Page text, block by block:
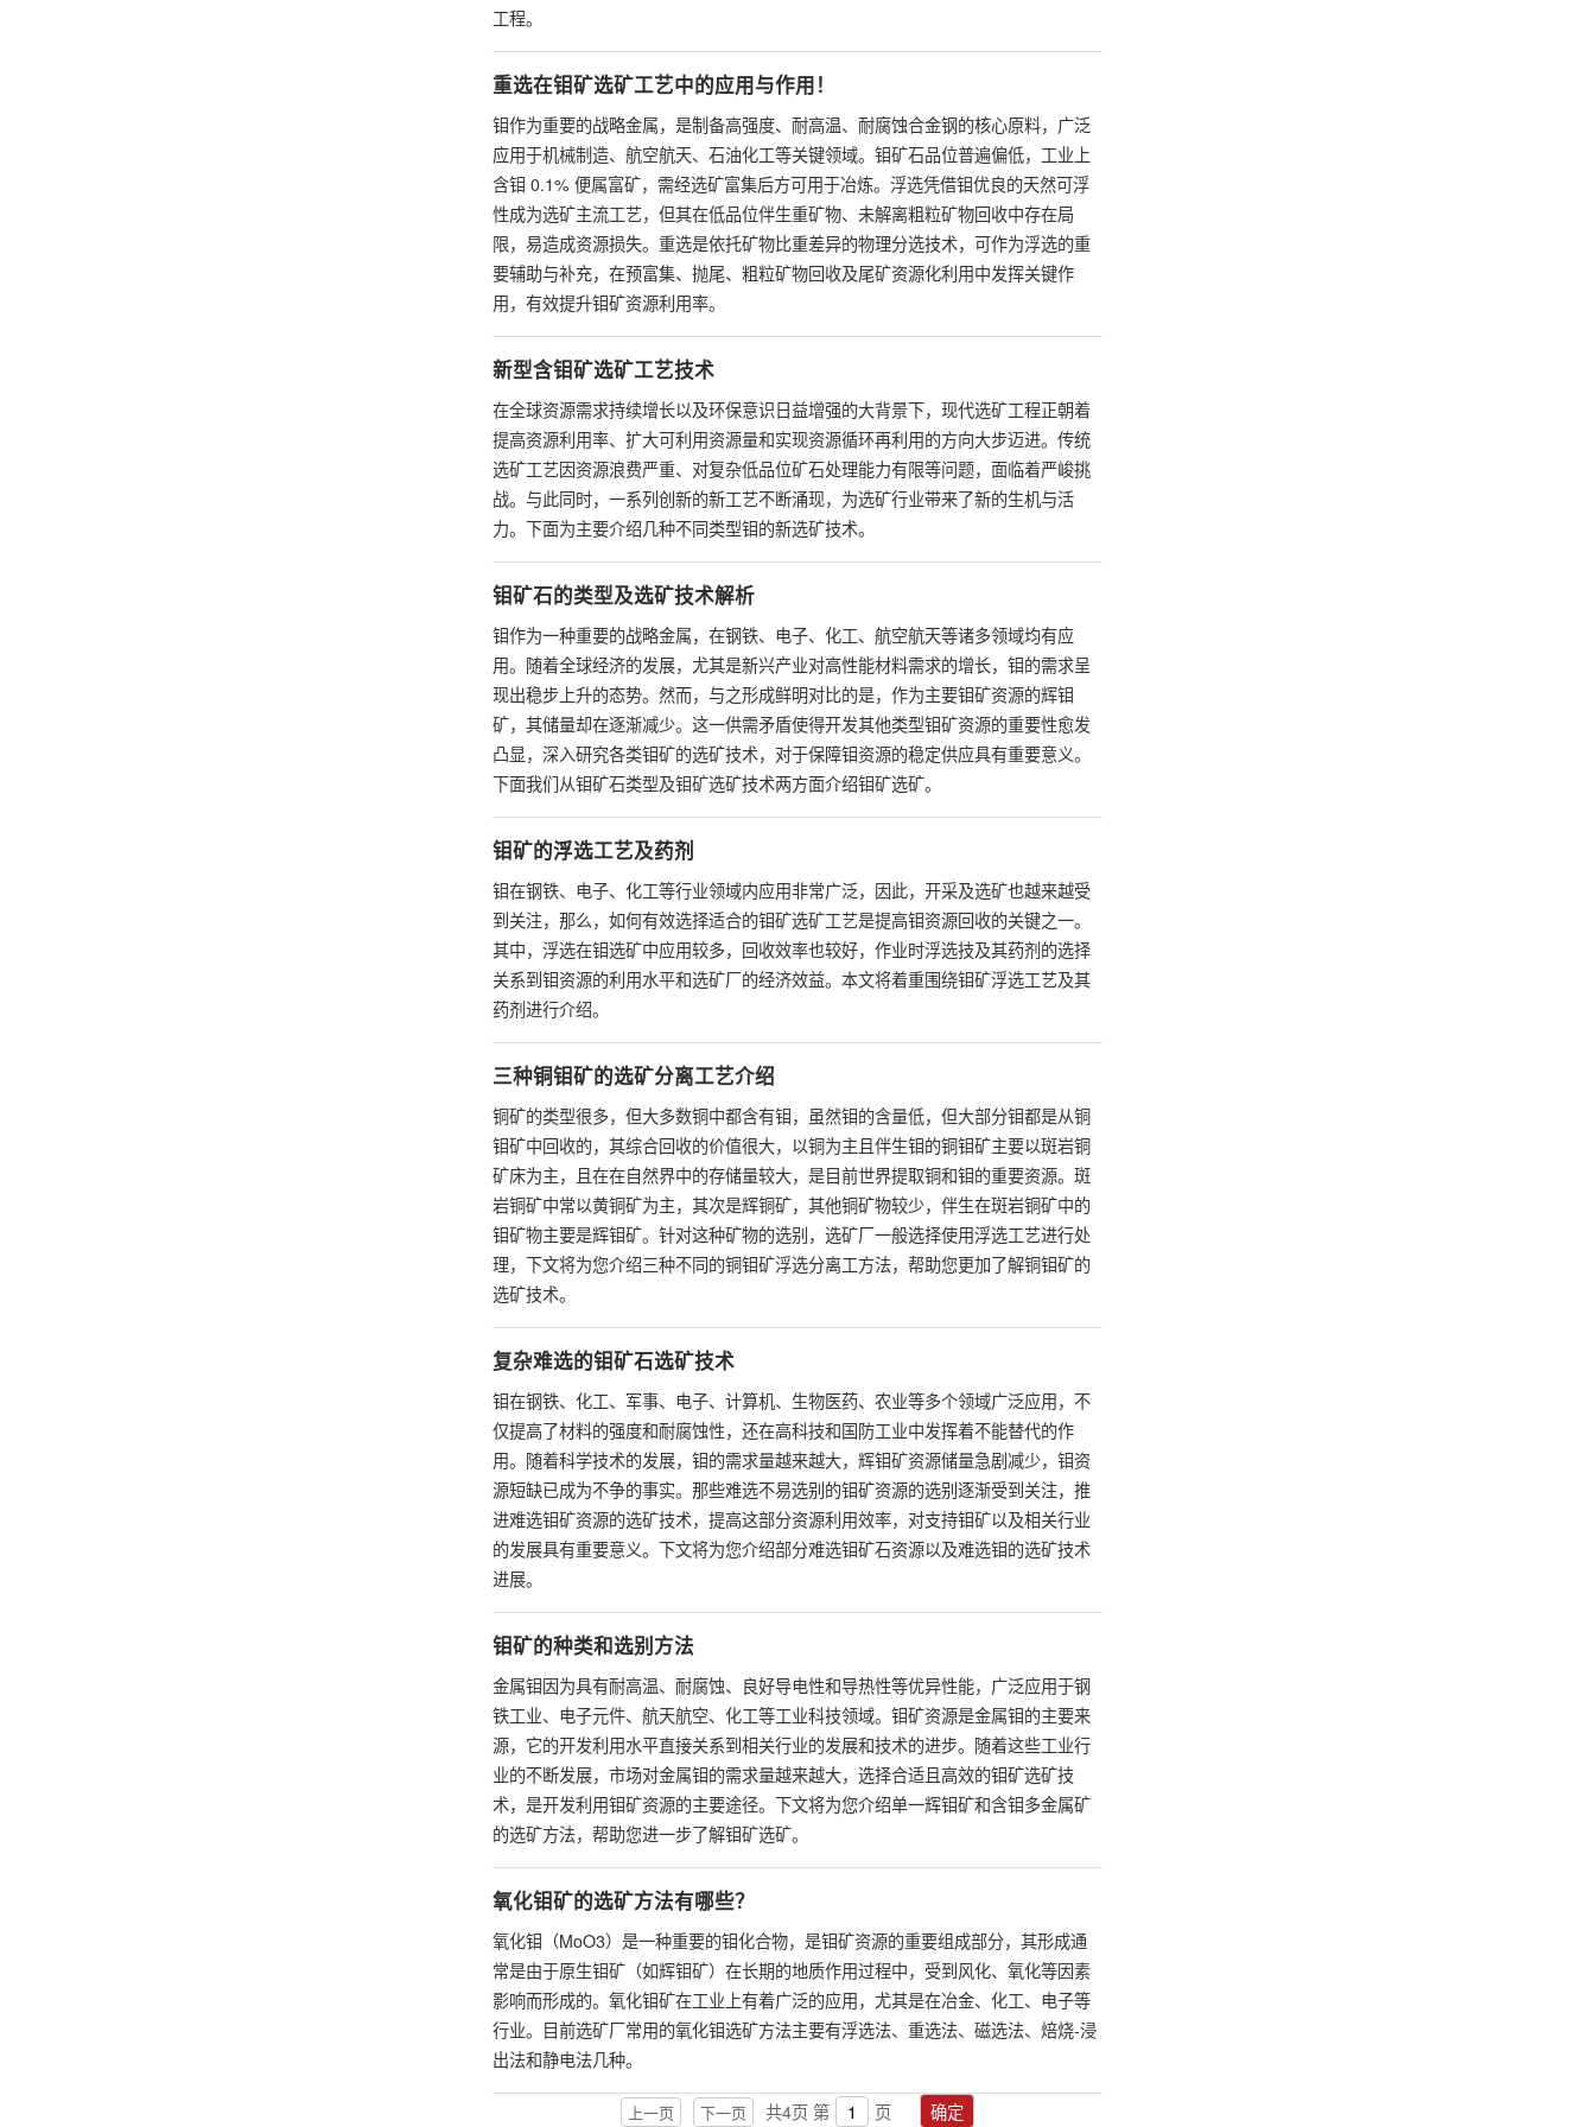
工程。
重选在钼矿选矿工艺中的应用与作用！
钼作为重要的战略金属，是制备高强度、耐高温、耐腐蚀合金钢的核心原料，广泛
应用于机械制造、航空航天、石油化工等关键领域。钼矿石品位普遍偏低，工业上
含钼 0.1% 便属富矿，需经选矿富集后方可用于冶炼。浮选凭借钼优良的天然可浮
性成为选矿主流工艺，但其在低品位伴生重矿物、未解离粗粒矿物回收中存在局
限，易造成资源损失。重选是依托矿物比重差异的物理分选技术，可作为浮选的重
要辅助与补充，在预富集、抛尾、粗粒矿物回收及尾矿资源化利用中发挥关键作
用，有效提升钼矿资源利用率。
新型含钼矿选矿工艺技术
在全球资源需求持续增长以及环保意识日益增强的大背景下，现代选矿工程正朝着
提高资源利用率、扩大可利用资源量和实现资源循环再利用的方向大步迈进。传统
选矿工艺因资源浪费严重、对复杂低品位矿石处理能力有限等问题，面临着严峻挑
战。与此同时，一系列创新的新工艺不断涌现，为选矿行业带来了新的生机与活
力。下面为主要介绍几种不同类型钼的新选矿技术。
钼矿石的类型及选矿技术解析
钼作为一种重要的战略金属，在钢铁、电子、化工、航空航天等诸多领域均有应
用。随着全球经济的发展，尤其是新兴产业对高性能材料需求的增长，钼的需求呈
现出稳步上升的态势。然而，与之形成鲜明对比的是，作为主要钼矿资源的辉钼
矿，其储量却在逐渐减少。这一供需矛盾使得开发其他类型钼矿资源的重要性愈发
凸显，深入研究各类钼矿的选矿技术，对于保障钼资源的稳定供应具有重要意义。
下面我们从钼矿石类型及钼矿选矿技术两方面介绍钼矿选矿。
钼矿的浮选工艺及药剂
钼在钢铁、电子、化工等行业领域内应用非常广泛，因此，开采及选矿也越来越受
到关注，那么，如何有效选择适合的钼矿选矿工艺是提高钼资源回收的关键之一。
其中，浮选在钼选矿中应用较多，回收效率也较好，作业时浮选技及其药剂的选择
关系到钼资源的利用水平和选矿厂的经济效益。本文将着重围绕钼矿浮选工艺及其
药剂进行介绍。
三种铜钼矿的选矿分离工艺介绍
铜矿的类型很多，但大多数铜中都含有钼，虽然钼的含量低，但大部分钼都是从铜
钼矿中回收的，其综合回收的价值很大，以铜为主且伴生钼的铜钼矿主要以斑岩铜
矿床为主，且在在自然界中的存储量较大，是目前世界提取铜和钼的重要资源。斑
岩铜矿中常以黄铜矿为主，其次是辉铜矿，其他铜矿物较少，伴生在斑岩铜矿中的
钼矿物主要是辉钼矿。针对这种矿物的选别，选矿厂一般选择使用浮选工艺进行处
理，下文将为您介绍三种不同的铜钼矿浮选分离工方法，帮助您更加了解铜钼矿的
选矿技术。
复杂难选的钼矿石选矿技术
钼在钢铁、化工、军事、电子、计算机、生物医药、农业等多个领域广泛应用，不
仅提高了材料的强度和耐腐蚀性，还在高科技和国防工业中发挥着不能替代的作
用。随着科学技术的发展，钼的需求量越来越大，辉钼矿资源储量急剧减少，钼资
源短缺已成为不争的事实。那些难选不易选别的钼矿资源的选别逐渐受到关注，推
进难选钼矿资源的选矿技术，提高这部分资源利用效率，对支持钼矿以及相关行业
的发展具有重要意义。下文将为您介绍部分难选钼矿石资源以及难选钼的选矿技术
进展。
钼矿的种类和选别方法
金属钼因为具有耐高温、耐腐蚀、良好导电性和导热性等优异性能，广泛应用于钢
铁工业、电子元件、航天航空、化工等工业科技领域。钼矿资源是金属钼的主要来
源，它的开发利用水平直接关系到相关行业的发展和技术的进步。随着这些工业行
业的不断发展，市场对金属钼的需求量越来越大，选择合适且高效的钼矿选矿技
术，是开发利用钼矿资源的主要途径。下文将为您介绍单一辉钼矿和含钼多金属矿
的选矿方法，帮助您进一步了解钼矿选矿。
氧化钼矿的选矿方法有哪些？
氧化钼（MoO3）是一种重要的钼化合物，是钼矿资源的重要组成部分，其形成通
常是由于原生钼矿（如辉钼矿）在长期的地质作用过程中，受到风化、氧化等因素
影响而形成的。氧化钼矿在工业上有着广泛的应用，尤其是在冶金、化工、电子等
行业。目前选矿厂常用的氧化钼选矿方法主要有浮选法、重选法、磁选法、焙烧-浸
出法和静电法几种。
上一页 下一页 共4页 第 页 确定